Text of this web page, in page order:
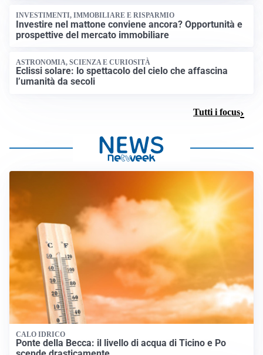
INVESTIMENTI, IMMOBILIARE E RISPARMIO
Investire nel mattone conviene ancora? Opportunità e
prospettive del mercato immobiliare
ASTRONOMIA, SCIENZA E CURIOSITÀ
Eclissi solare: lo spettacolo del cielo che affascina
l’umanità da secoli
Tutti i focus
CALO IDRICO
Ponte della Becca: il livello di acqua di Ticino e Po